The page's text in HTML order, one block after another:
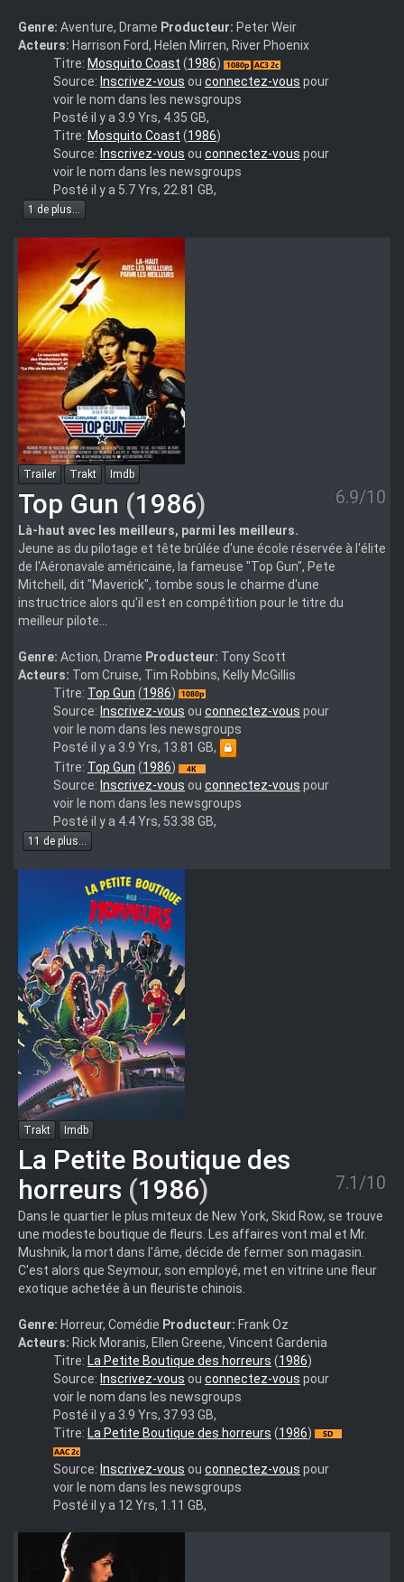
Genre: Aventure, Drame Producteur: Peter Weir
Acteurs: Harrison Ford, Helen Mirren, River Phoenix
The.Mosquito.Coast.1986.MULTi.WEB-
DL.1080p.AC3.x264-
Titre: Mosquito Coast (1986)
Source: Inscrivez-vous ou connectez-vous pour
voir le nom dans les newsgroups
Posté il y a 3.9 Yrs, 4.35 GB,
The.Mosquito.Coast.1986.MULTi.COMPLETE.BLURAY-
OLDHAM
Titre: Mosquito Coast (1986)
Source: Inscrivez-vous ou connectez-vous pour
voir le nom dans les newsgroups
Posté il y a 5.7 Yrs, 22.81 GB,
1 de plus...
Trailer Trakt Imdb
Top Gun (1986) 6.9/10
Là-haut avec les meilleurs, parmi les meilleurs.
Jeune as du pilotage et tête brûlée d'une école réservée à l'élite
de l'Aéronavale américaine, la fameuse "Top Gun", Pete
Mitchell, dit "Maverick", tombe sous le charme d'une
instructrice alors qu'il est en compétition pour le titre du
meilleur pilote...
Genre: Action, Drame Producteur: Tony Scott
Acteurs: Tom Cruise, Tim Robbins, Kelly McGillis
Top.Gun.1986.FRENCH.1080.BluRay.X264.AAC-
NoTag
Titre: Top Gun (1986)
Source: Inscrivez-vous ou connectez-vous pour
voir le nom dans les newsgroups
Posté il y a 3.9 Yrs, 13.81 GB,
Titre: Top Gun (1986)
Source: Inscrivez-vous ou connectez-vous pour
voir le nom dans les newsgroups
Posté il y a 4.4 Yrs, 53.38 GB,
11 de plus...
Trakt Imdb
La Petite Boutique des
horreurs (1986) 7.1/10
Dans le quartier le plus miteux de New York, Skid Row, se trouve
une modeste boutique de fleurs. Les affaires vont mal et Mr.
Mushnik, la mort dans l'âme, décide de fermer son magasin.
C'est alors que Seymour, son employé, met en vitrine une fleur
exotique achetée à un fleuriste chinois.
Genre: Horreur, Comédie Producteur: Frank Oz
Acteurs: Rick Moranis, Ellen Greene, Vincent Gardenia
der.kleine.horrorladen.1986.multi.complete.bluray.internal-
fatsisters
Titre: La Petite Boutique des horreurs (1986)
Source: Inscrivez-vous ou connectez-vous pour
voir le nom dans les newsgroups
Posté il y a 3.9 Yrs, 37.93 GB,
La.Petite.Boutique.Des.Horreurs.1986.French.HDrip.x264.AAC-
Bidochons
Titre: La Petite Boutique des horreurs (1986)
Source: Inscrivez-vous ou connectez-vous pour
voir le nom dans les newsgroups
Posté il y a 12 Yrs, 1.11 GB,